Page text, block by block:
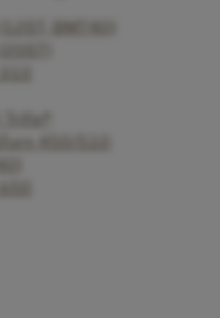
450/510